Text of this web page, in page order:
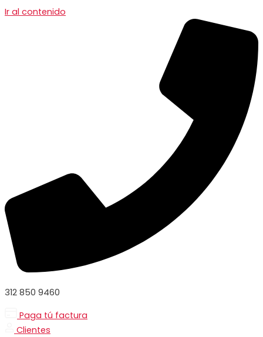
Ir al contenido
312 850 9460
Paga tú factura
Clientes